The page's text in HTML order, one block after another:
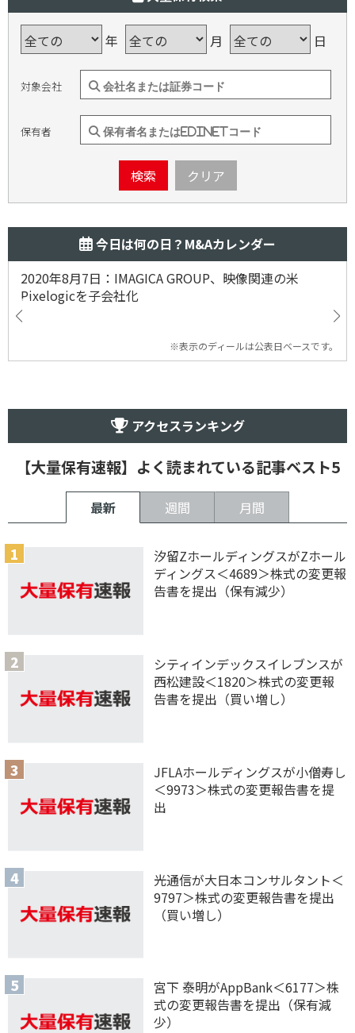
年 月 日
対象会社
保有者
検索 クリア
今日は何の日？M&Aカレンダー
2020年8月7日：IMAGICA GROUP、映像関連の米
Pixelogicを子会社化
※表示のディールは公表日ベースです。
アクセスランキング
【大量保有速報】よく読まれている記事ベスト5
最新 週間 月間
汐留ZホールディングスがZホール
ディングス＜4689＞株式の変更報
告書を提出（保有減少）
シティインデックスイレブンスが
西松建設＜1820＞株式の変更報
告書を提出（買い増し）
JFLAホールディングスが小僧寿し
＜9973＞株式の変更報告書を提
出
光通信が大日本コンサルタント＜
9797＞株式の変更報告書を提出
（買い増し）
宮下 泰明がAppBank＜6177＞株
式の変更報告書を提出（保有減
少）